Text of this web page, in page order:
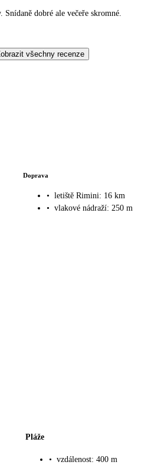
dobré ale večeře skromné.
všechny recenze
Doprava
• letiště Rimini: 16 km
• vlakové nádraží: 250 m
Pláže
• vzdálenost: 400 m